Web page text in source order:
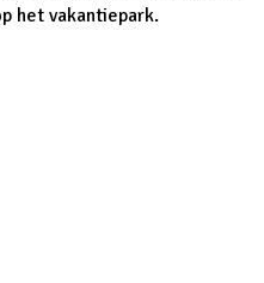
het vakantiepark.